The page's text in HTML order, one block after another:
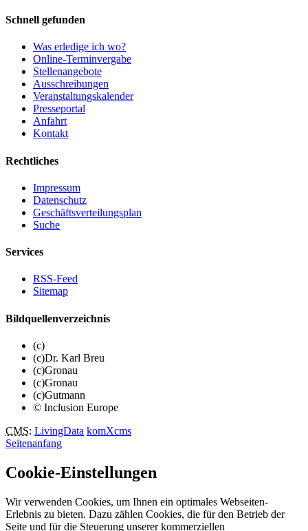
Schnell gefunden
Was erledige ich wo?
Online-Terminvergabe
Stellenangebote
Ausschreibungen
Veranstaltungskalender
Presseportal
Anfahrt
Kontakt
Rechtliches
Impressum
Datenschutz
Geschäftsverteilungsplan
Suche
Services
RSS-Feed
Sitemap
Bildquellenverzeichnis
(c)
(c)Dr. Karl Breu
(c)Gronau
(c)Gronau
(c)Gutmann
© Inclusion Europe
CMS: LivingData komXcms
Seitenanfang
Cookie-Einstellungen
Wir verwenden Cookies, um Ihnen ein optimales Webseiten-
Erlebnis zu bieten. Dazu zählen Cookies, die für den Betrieb der
Seite und für die Steuerung unserer kommerziellen